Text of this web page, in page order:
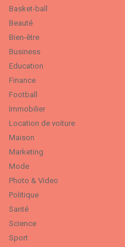
Basket-ball
Beauté
Bien-être
Business
Education
Finance
Football
Immobilier
Location de voiture
Maison
Marketing
Mode
Photo & Video
Politique
Santé
Science
Sport